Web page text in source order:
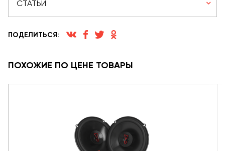
СТАТЬИ
ПОДЕЛИТЬСЯ:
ПОХОЖИЕ ПО ЦЕНЕ ТОВАРЫ